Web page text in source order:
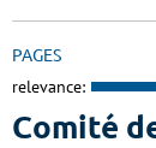
PAGES
relevance:
Comité